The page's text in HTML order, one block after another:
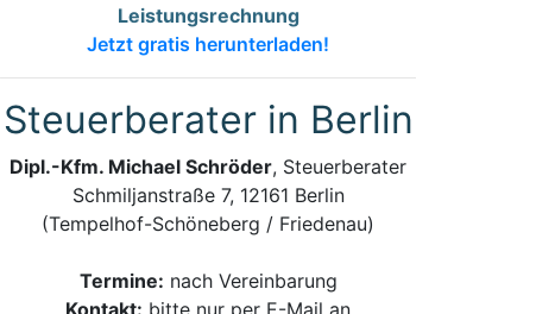
Leistungsrechnung
Jetzt gratis herunterladen!
Steuerberater in Berlin
Dipl.-Kfm. Michael Schröder, Steuerberater
Schmiljanstraße 7, 12161 Berlin
(Tempelhof-Schöneberg / Friedenau)
Termine: nach Vereinbarung
Kontakt: bitte nur per E-Mail an